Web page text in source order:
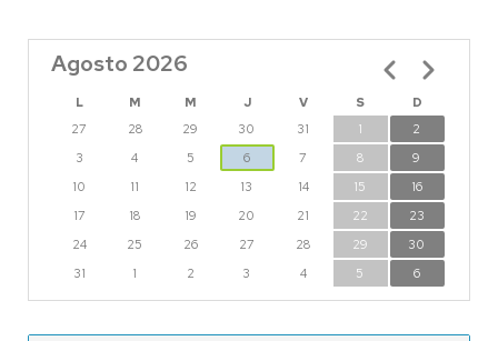
Agosto 2026
L M M J V S
D
27
28 29 30 31 1
2
3
4 5 6 7 8
9
10
11 12 13 14 15
16
17
18 19 20 21 22
23
24
25 26 27 28 29
30
31
1 2 3 4 5 6
Paginación